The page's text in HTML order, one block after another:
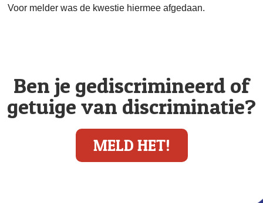
Voor melder was de kwestie hiermee afgedaan.
Ben je gediscrimineerd of
getuige van discriminatie?
MELD HET!